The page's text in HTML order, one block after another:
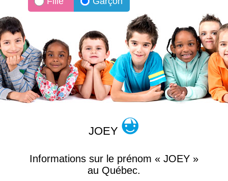
JOEY
Informations sur le prénom « JOEY »
au Québec.